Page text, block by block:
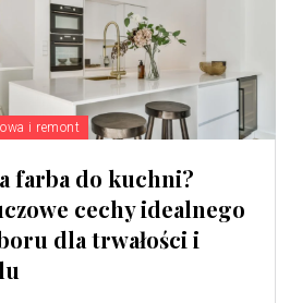
i remont
farba do kuchni?
cechy idealnego
dla trwałości i